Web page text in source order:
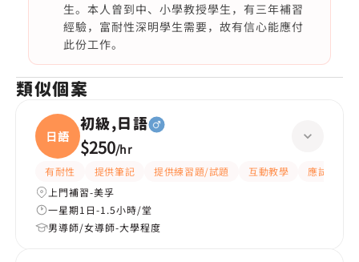
生。本人曾到中、小學教授學生，有三年補習
經驗，富耐性深明學生需要，故有信心能應付
此份工作。
類似個案
日語
初級,日語
$250/hr
有耐性 提供筆記 提供練習題/試題 互動教學
應試策略
上門補習-美孚
一星期1日-1.5小時/堂
男導師/女導師-大學程度